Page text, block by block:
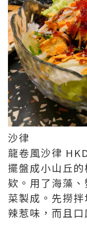
沙律
龍卷風沙律
擺盤成小山丘
欵。用了海藻
菜製成。先撈
辣惹味，而且口